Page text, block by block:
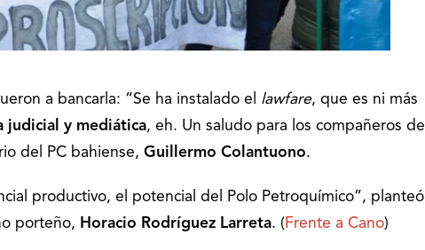
a bancarla: “Se ha instalado el lawfare, que es ni más
judicial y mediática, eh. Un saludo para los compañeros de
del PC bahiense, Guillermo Colantuono.
productivo, el potencial del Polo Petroquímico”, planteó
porteño, Horacio Rodríguez Larreta. ( Frente a Cano)